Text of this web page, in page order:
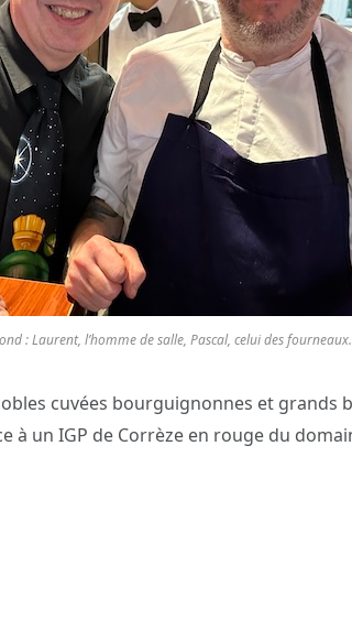
: Laurent, l’homme de salle, Pascal, celui des fourneaux.
cuvées bourguignonnes et grands
à un IGP de Corrèze en rouge du